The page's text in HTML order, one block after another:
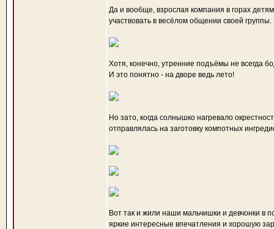
Да и вообще, взрослая компания в горах
участвовать в весёлом общении своей группы.
Хотя, конечно, утренние подъёмы не всегда
И это понятно - на дворе ведь лето!
Но зато, когда солнышко нагревало
отправлялась на заготовку компотных
Вот так и жили наши мальчишки и девчонки в
яркие интересные впечатления и хорошую